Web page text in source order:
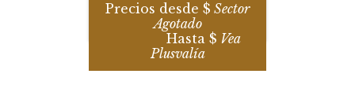
Precios desde $ Sector
Agotado
Hasta $ Vea
Plusvalía